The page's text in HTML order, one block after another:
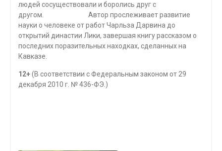
людей сосуществовали и боролись друг с
другом. Автор прослеживает развитие
науки о человеке от работ Чарльза Дарвина до
открытий династии Лики, завершая книгу рассказом о
последних поразительных находках, сделанных на
Кавказе.
12+(В соответствии с Федеральным законом от 29
декабря 2010 г. № 436-ФЭ.)